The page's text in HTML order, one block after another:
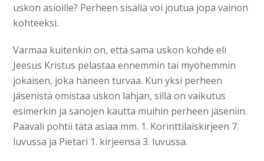
uskon asioille? Perheen sisällä voi joutua jopa vainon
kohteeksi.
Varmaa kuitenkin on, että sama uskon kohde eli
Jeesus Kristus pelastaa ennemmin tai myöhemmin
jokaisen, joka häneen turvaa. Kun yksi perheen
jäsenistä omistaa uskon lahjan, sillä on vaikutus
esimerkin ja sanojen kautta muihin perheen jäseniin.
Paavali pohtii tätä asiaa mm. 1. Korinttilaiskirjeen 7.
luvussa ja Pietari 1. kirjeensä 3. luvussa.